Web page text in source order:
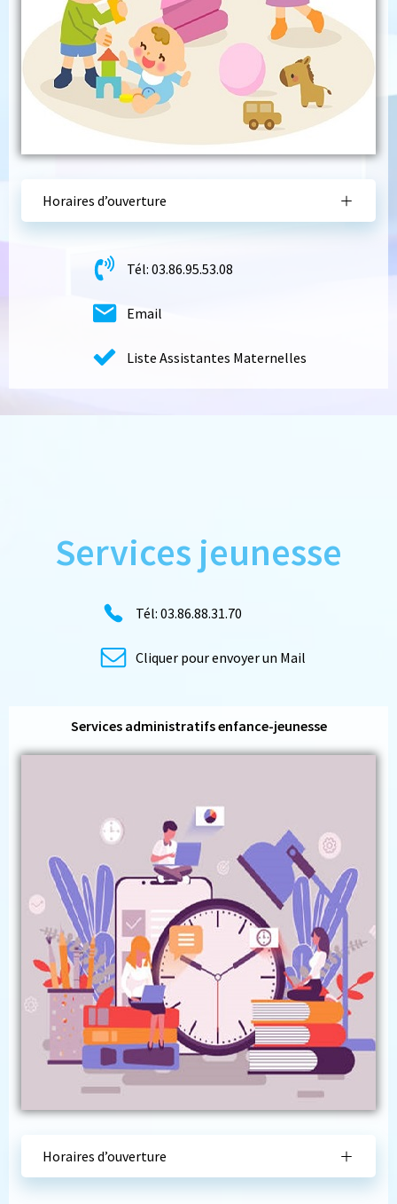
Horaires d’ouverture
Tél: 03.86.95.53.08
Email
Liste Assistantes Maternelles
Services jeunesse
Tél: 03.86.88.31.70
Cliquer pour envoyer un Mail
Services administratifs enfance-jeunesse
Horaires d’ouverture